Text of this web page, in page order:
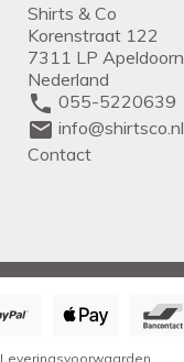
Shirts & Co
Korenstraat 122
7311 LP Apeldoorn
Nederland
phone 055-5220639
mail info@shirtsco.nl
Contact
Leveringsvoorwaarden